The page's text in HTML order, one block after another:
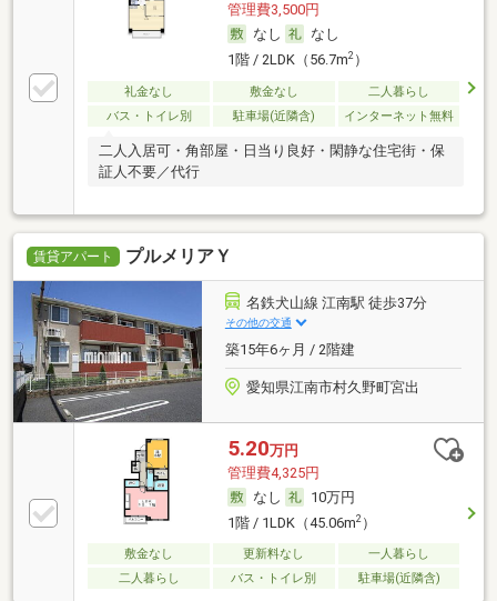
管理費3,500円
なし
なし
1階 / 2LDK（56.7m2）
礼金なし 敷金なし
二人暮らし
バス・トイレ別
駐車場(近隣含) インターネット無料
二人入居可・角部屋・日当り良好・閑静な住宅街・保
証人不要／代行
賃貸アパート プルメリアＹ
名鉄犬山線 江南駅 徒歩37分
その他の交通
築15年6ヶ月 / 2階建
愛知県江南市村久野町宮出
5.20万円
管理費4,325円
なし
10万円
1階 / 1LDK（45.06m2）
敷金なし 更新料なし
一人暮らし
二人暮らし
バス・トイレ別 駐車場(近隣含)